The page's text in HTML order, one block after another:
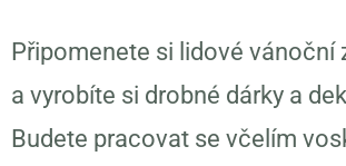
Připomenete si lidové vánoční
a vyrobíte si drobné dárky a
Budete pracovat se včelím